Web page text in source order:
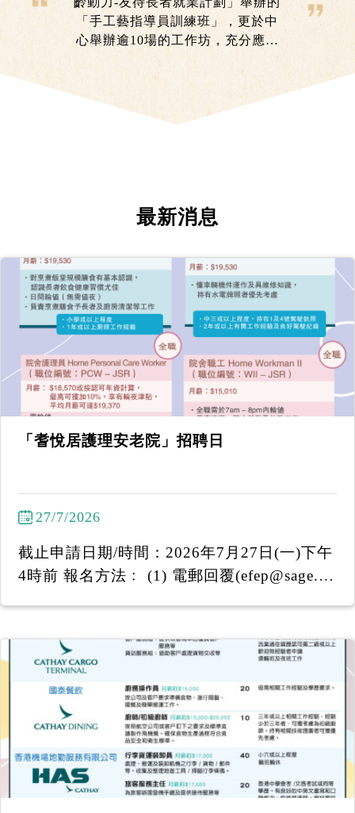
「手工藝指導員訓練班」，更於中
心舉辦逾10場的工作坊，充分應用
課程所學和實踐自己才能。每當看
見參與者由沒有信心到完成作品所
露出的滿足笑容時，便是她成為手
作導師的最大動力。
最新消息
「耆悅居護理安老院」招聘日
27/7/2026
截止申請日期/時間：2026年7月27日(一)下午
4時前 報名方法﹕ (1) 電郵回覆(efep@sage.or
日 日期：2026年7月28日（星期二） 時間：
下午2:30至下午3:15